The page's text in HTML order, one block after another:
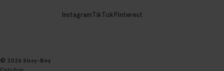
InstagramTikTokPinterest
© 2026 Sissy-Boy